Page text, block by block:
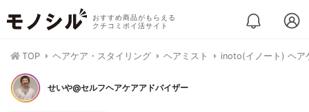
おすすめ商品がもらえる
クチコミポイ活サイト
TOP ヘアケア・スタイリング ヘアミスト inoto(イノート) ヘア
せいや@セルフヘアケアアドバイザー